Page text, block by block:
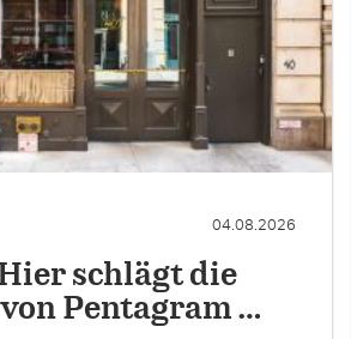
04.08.2026
schlägt die
Pentagram …